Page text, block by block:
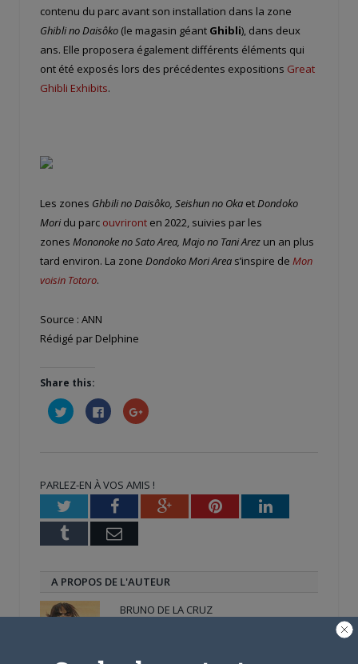
contenu du parc avant son installation dans la zone
Ghibli no Daisôko (le magasin géant Ghibli), dans deux
ans. Elle proposera également différents éléments qui
ont été exposés lors des précédentes expositions Great
Ghibli Exhibits.
Les zones Ghbili no Daisôko, Seishun no Oka etDondoko
Moridu parc ouvriront en 2022, suivies par les
zones Mononoke no Sato Area, Majo no Tani Arez un an plus
tard environ. La zone Dondoko Mori Area s’inspire de Mon
voisin Totoro.
Source : ANN
Rédigé par Delphine
Share this:
Cliquez
pour
partager
fenêtre)
Cliquez
pour
partager
fenêtre)
Cliquez
pour
nouvelle
fenêtre)
PARLEZ-EN À VOS AMIS !
TwitterFacebookGoogle+PinterestLinkedIn
Tumblr Email
A PROPOS DE L'AUTEUR
BRUNO DE LA CRUZ